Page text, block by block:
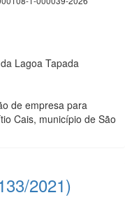
Lagoa Tapada
de empresa para
Cais, município de São
2021)